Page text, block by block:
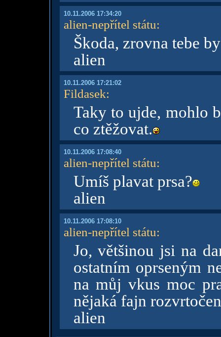
10.11.2006 17:34:20
alien-nepřítel státu:
Škoda, zrovna tebe
alien
10.11.2006 17:21:02
Fildasek:
Taky to ujde, mohlo
co ztěžovat.
10.11.2006 17:08:40
alien-nepřítel státu:
Umíš plavat prsa?
alien
10.11.2006 17:08:10
alien-nepřítel státu:
Jo, většinou jsi na
ostatním oprseným
na můj vkus moc
nějaká fajn
alien